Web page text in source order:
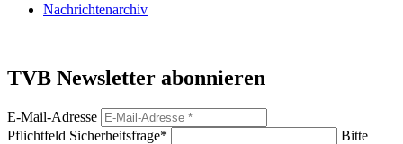
Nachrichtenarchiv
TVB Newsletter abonnieren
E-Mail-Adresse
Pflichtfeld Sicherheitsfrage*
Bitte